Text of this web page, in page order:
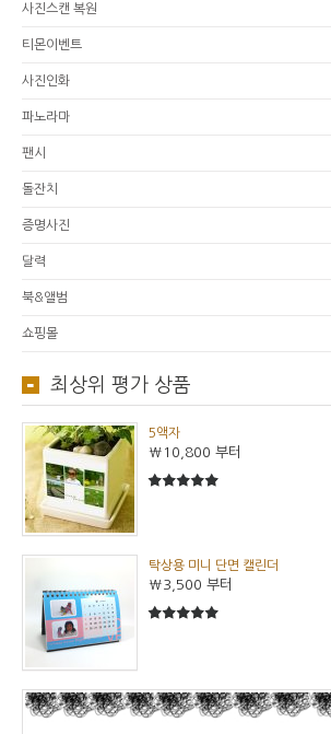
사진스캔 복원
티몬이벤트
사진인화
파노라마
팬시
돌잔치
증명사진
달력
북&앨범
쇼핑몰
최상위 평가 상품
5액자
₩10,800 부터
탁상용 미니 단면 캘린더
₩3,500 부터